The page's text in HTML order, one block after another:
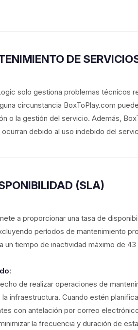
DE
solo gestiona problemas técnicos
circunstancia BoxToPlay.com
o la gestión del servicio. Además,
debido al uso indebido del
(SLA)
a proporcionar una tasa de
períodos de mantenimiento
un tiempo de inactividad máximo de
de realizar operaciones de
infraestructura. Cuando estén
con antelación por correo
la frecuencia y duración de